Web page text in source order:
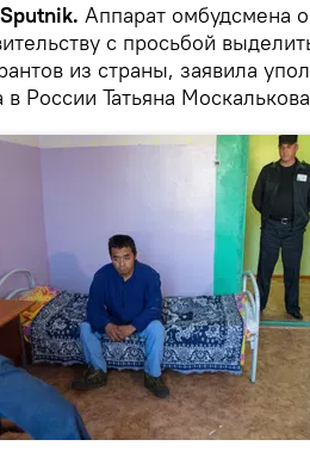
Аппарат омбудсмена
с просьбой
из страны, заявила
России Татьяна